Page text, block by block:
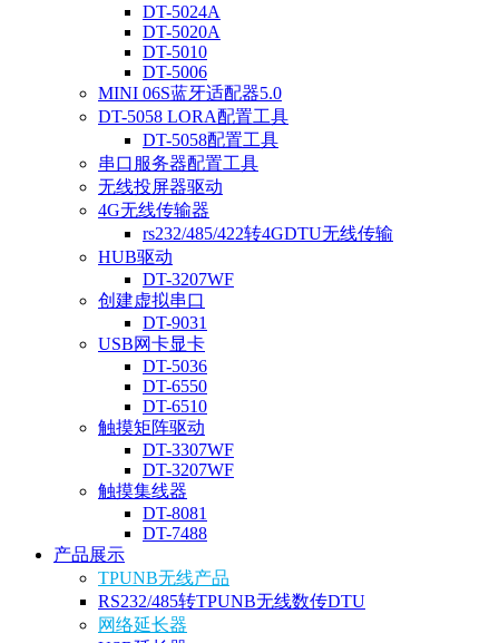
DT-5024A
DT-5020A
DT-5010
DT-5006
MINI 06S蓝牙适配器5.0
DT-5058 LORA配置工具
DT-5058配置工具
串口服务器配置工具
无线投屏器驱动
4G无线传输器
rs232/485/422转4GDTU无线传输
HUB驱动
DT-3207WF
创建虚拟串口
DT-9031
USB网卡显卡
DT-5036
DT-6550
DT-6510
触摸矩阵驱动
DT-3307WF
DT-3207WF
触摸集线器
DT-8081
DT-7488
产品展示
TPUNB无线产品
RS232/485转TPUNB无线数传DTU
网络延长器